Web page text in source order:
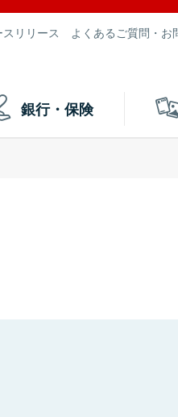
スリリース よくあるご質問・お
銀行・保険